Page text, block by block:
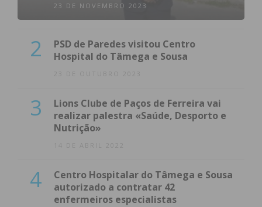
23 DE NOVEMBRO 2023
2
PSD de Paredes visitou Centro
Hospital do Tâmega e Sousa
23 DE OUTUBRO 2023
3
Lions Clube de Paços de Ferreira vai
realizar palestra «Saúde, Desporto e
Nutrição»
14 DE ABRIL 2022
4
Centro Hospitalar do Tâmega e Sousa
autorizado a contratar 42
enfermeiros especialistas